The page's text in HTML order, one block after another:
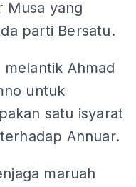
Musa yang
parti Bersatu.
Ahmad
untuk
satu isyarat
Annuar.
maruah